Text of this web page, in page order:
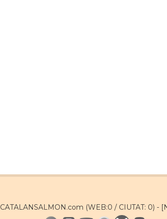
CATALANSALMON.com (WEB:0 / CIUTAT: 0) -